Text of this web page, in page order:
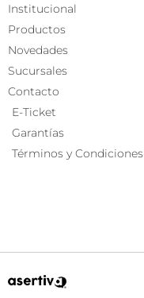
Institucional
Productos
Novedades
Sucursales
Contacto
E-Ticket
Garantías
Términos y Condiciones